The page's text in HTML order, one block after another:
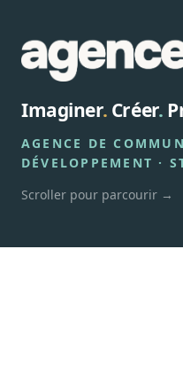
Imaginer. Créer.
AGENCE DE
DÉVELOPPEMENT ·
Scroller pour parcourir →